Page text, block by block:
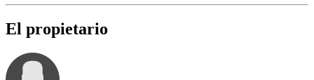
El propietario